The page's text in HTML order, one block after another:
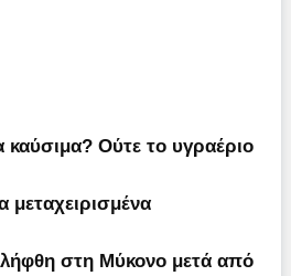
καύσιμα? Ούτε το υγραέριο
στη Μύκονο μετά από